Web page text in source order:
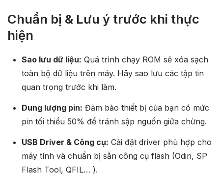
Chuẩn bị & Lưu ý trước khi thực
hiện
Sao lưu dữ liệu: Quá trình chạy ROM sẽ xóa sạch
toàn bộ dữ liệu trên máy. Hãy sao lưu các tập tin
quan trọng trước khi làm.
Dung lượng pin: Đảm bảo thiết bị của bạn có mức
pin tối thiểu 50% để tránh sập nguồn giữa chừng.
USB Driver & Công cụ: Cài đặt driver phù hợp cho
máy tính và chuẩn bị sẵn công cụ flash (Odin, SP
Flash Tool, QFIL… ).